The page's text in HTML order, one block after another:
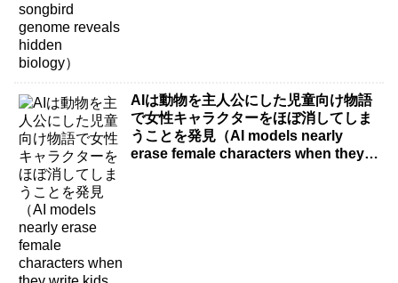
AIは動物を主人公にした児童向け物語
で女性キャラクターをほぼ消してしま
うことを発見（AI models nearly
erase female characters when they